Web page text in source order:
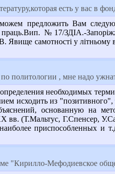
есть у вас в
предложить Вам
праць.Вип. №17/ЗДІА.-
самотності у літньому
политологии , мне надо
необходимых
исходить из
основанную на
(Т.Мальтус, Г.Спенсер,
приспособленных и
"Кирилло-Мефодиевское